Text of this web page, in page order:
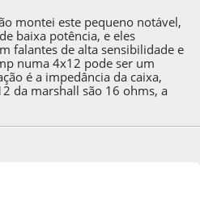
montei este pequeno notável,
baixa potência, e eles
falantes de alta sensibilidade e
numa 4x12 pode ser um
é a impedância da caixa,
da marshall são 16 ohms, a